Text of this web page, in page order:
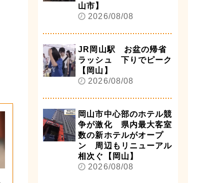
山市】
2026/08/08
JR岡山駅 お盆の帰省
ラッシュ 下りでピーク
【岡山】
2026/08/08
岡山市中心部のホテル競
争が激化 県内最大客室
数の新ホテルがオープ
ン 周辺もリニューアル
相次ぐ【岡山】
2026/08/08